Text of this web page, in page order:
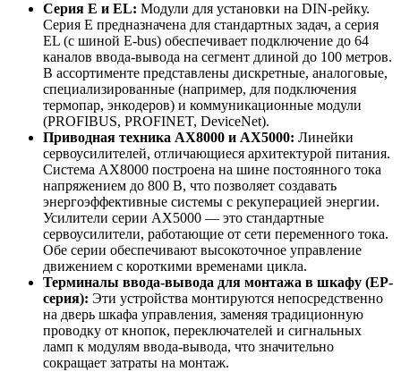
Серия E и EL: Модули для установки на DIN-рейку.
Серия E предназначена для стандартных задач, а серия
EL (с шиной E-bus) обеспечивает подключение до 64
каналов ввода-вывода на сегмент длиной до 100 метров.
В ассортименте представлены дискретные, аналоговые,
специализированные (например, для подключения
термопар, энкодеров) и коммуникационные модули
(PROFIBUS, PROFINET, DeviceNet).
Приводная техника AX8000 и AX5000: Линейки
сервоусилителей, отличающиеся архитектурой питания.
Система AX8000 построена на шине постоянного тока
напряжением до 800 В, что позволяет создавать
энергоэффективные системы с рекуперацией энергии.
Усилители серии AX5000 — это стандартные
сервоусилители, работающие от сети переменного тока.
Обе серии обеспечивают высокоточное управление
движением с короткими временами цикла.
Терминалы ввода-вывода для монтажа в шкафу (EP-
серия): Эти устройства монтируются непосредственно
на дверь шкафа управления, заменяя традиционную
проводку от кнопок, переключателей и сигнальных
ламп к модулям ввода-вывода, что значительно
сокращает затраты на монтаж.